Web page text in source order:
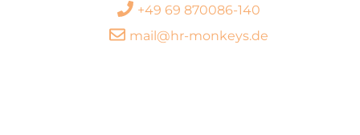
+49 69 870086-140
mail@hr-monkeys.de